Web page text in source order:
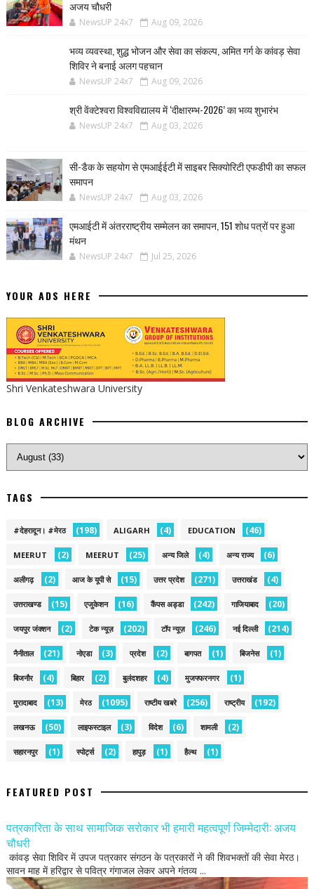
अजय चौधरी
NewsUP 24x7 Aug 09, 2026
भव्य व्यवस्था, शुद्ध भोजन और सेवा का संकल्प, अमित गर्ग के कांवड़ सेवा
शिविर ने बनाई अलग पहचान
NewsUP 24x7 Aug 09, 2026
श्री वेंक्टेश्वरा विश्वविद्यालय में ‘दीक्षारम्भ-2026’ का भव्य शुभारंभ
NewsUP 24x7 Aug 03, 2026
सी-डैक के सहयोग से एमआईईटी में साइबर सिक्योरिटी एफडीपी का सफल
समापन
NewsUP 24x7 Aug 03, 2026
एमआईटी में अंतरराष्ट्रीय सम्मेलन का समापन, 151 शोध पत्रों पर हुआ
मंथन
NewsUP 24x7 Jul 25, 2026
YOUR ADS HERE
Shri Venkateshwara University
BLOG ARCHIVE
TAGS
#देहरादून। #मेरठ (198) ALIGARH (4) EDUCATION (46)
MEERUT (2) MEERUT (25) अन्य जिले (4) अन्य राज्य (6)
अलीगढ़ (2) आज के यूपी से (15) उत्तर प्रदेश (271) उत्तराखंड (4)
उत्तराखण्ड (15) एजुकेशन (16) कैंपस अड्डा (242) गाजियाबाद (20)
जयपुर जंक्शन (2) टेक न्यूज़ (202) टॉप न्यूज़ (246) नई द‍िल्ली (214)
नैनीताल (21) नोएडा (3) प्रदेश (2) बागपत (1) बिजनेस (1)
बिजनौर (4) बिहार (2) बुलंदशहर (4) मुजफ्फरनगर (1)
मुरादाबाद (13) मेरठ (1095) राष्टीय खबरे (256) राष्ट्रीय (192)
लखनऊ (50) लाइफस्टाइल (3) विदेश (6) शामली (2)
सहारनपुर (1) स्पोर्ट्स (2) हापुड़ (1) हैल्थ (1)
FEATURED POST
पत्रकारिता के साथ सामाजिक सरोकार भी हमारी महत्वपूर्ण जिम्मेदारी: अजय
चौधरी
कांवड़ सेवा शिविर में उपज पत्रकार संगठन के पत्रकारों ने की शिवभक्तों की सेवा मेरठ।
सावन माह में हरिद्वार से पवित्र गंगाजल लेकर अपने गंतव्य ...